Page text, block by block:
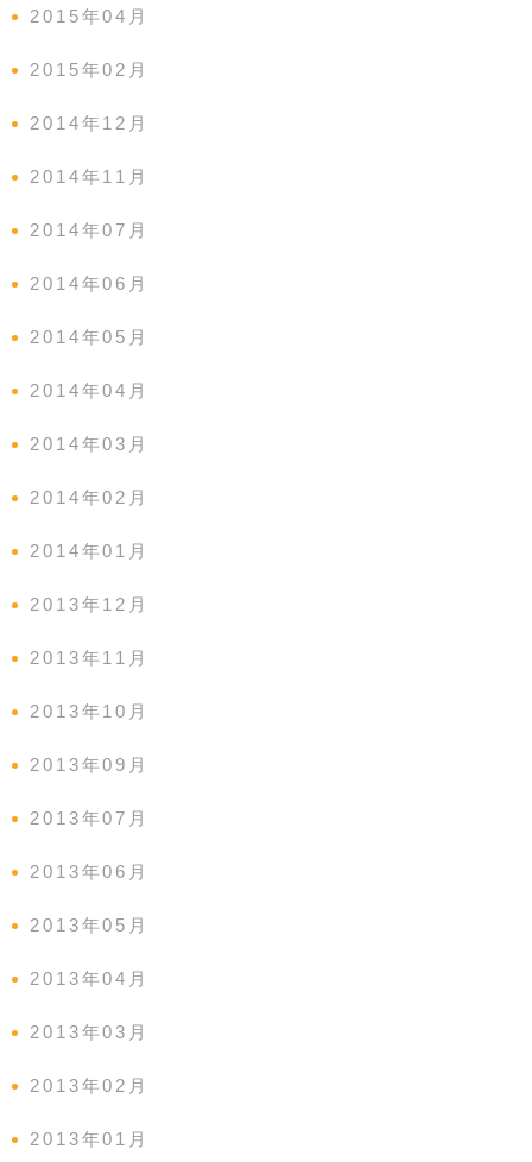
2015年04月
2015年02月
2014年12月
2014年11月
2014年07月
2014年06月
2014年05月
2014年04月
2014年03月
2014年02月
2014年01月
2013年12月
2013年11月
2013年10月
2013年09月
2013年07月
2013年06月
2013年05月
2013年04月
2013年03月
2013年02月
2013年01月